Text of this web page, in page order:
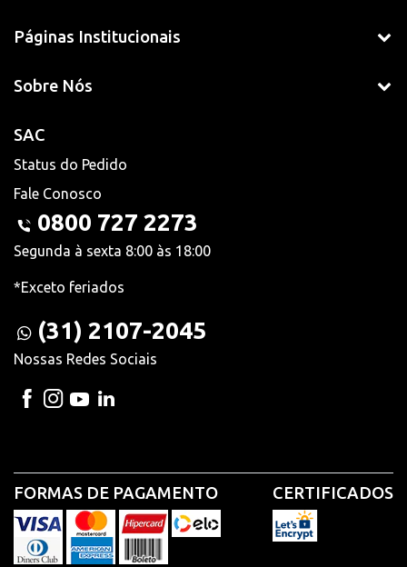
Páginas Institucionais
Sobre Nós
SAC
Status do Pedido
Fale Conosco
0800 727 2273
Segunda à sexta 8:00 às 18:00
*Exceto feriados
(31) 2107-2045
Nossas Redes Sociais
FORMAS DE PAGAMENTO CERTIFICADOS